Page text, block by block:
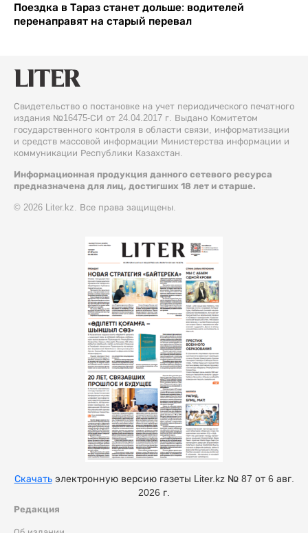
Поездка в Тараз станет дольше: водителей
перенаправят на старый перевал
Свидетельство о постановке на учет периодического печатного
издания №16475-СИ от 24.04.2017 г. Выдано Комитетом
государственного контроля в области связи, информатизации
и средств массовой информации Министерства информации и
коммуникации Республики Казахстан.
Информационная продукция данного сетевого ресурса
предназначена для лиц, достигших 18 лет и старше.
© 2026 Liter.kz. Все права защищены.
Редакция
Скачатьэлектронную версию газеты Liter.kz № 87 от 6 авг.
2026 г.